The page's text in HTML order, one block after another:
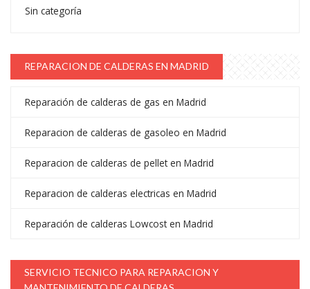
Sin categoría
REPARACION DE CALDERAS EN MADRID
Reparación de calderas de gas en Madrid
Reparacion de calderas de gasoleo en Madrid
Reparacion de calderas de pellet en Madrid
Reparacion de calderas electricas en Madrid
Reparación de calderas Lowcost en Madrid
SERVICIO TECNICO PARA REPARACION Y